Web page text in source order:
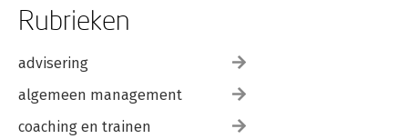
Rubrieken
advisering
algemeen management
coaching en trainen